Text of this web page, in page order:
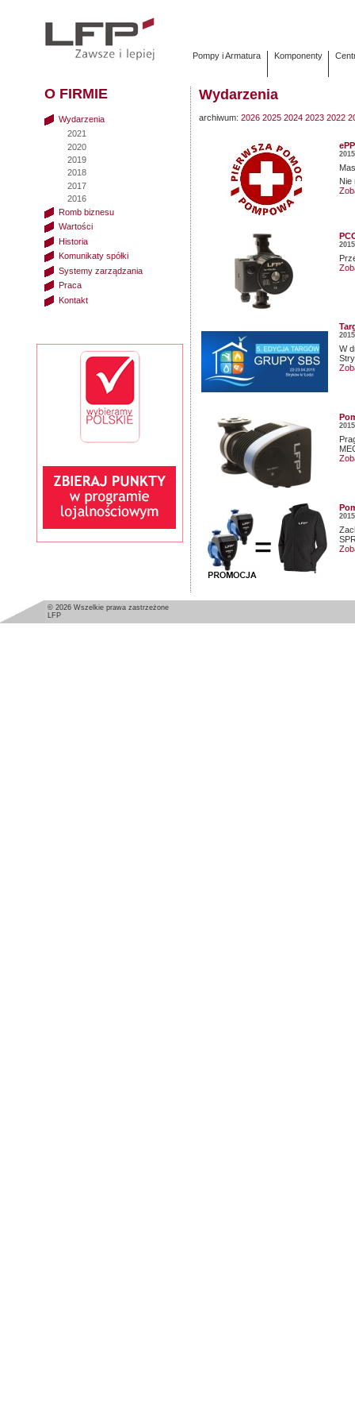
Pompy i Armatura Komponenty
Wydarzenia
archiwum: 2026 2025 2024 2023 2022
Nie
W
O FIRMIE
Wydarzenia
2021
2020
2019
2018
2017
2016
Romb biznesu
Wartości
Historia
Komunikaty spółki
Systemy zarządzania
Praca
Kontakt
© 2026 Wszelkie prawa zastrzeżone
LFP